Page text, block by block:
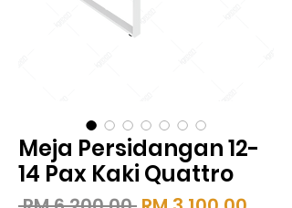
Meja Persidangan 12-
14 Pax Kaki Quattro